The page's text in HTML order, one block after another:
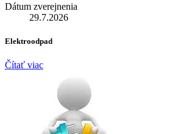
Dátum zverejnenia
29.7.2026
Elektroodpad
Čítať viac